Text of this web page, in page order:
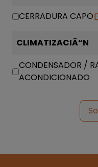
CERRADURA CAPO
CLIMATIZACIÃ“N
CONDENSADOR /
ACONDICIONADO